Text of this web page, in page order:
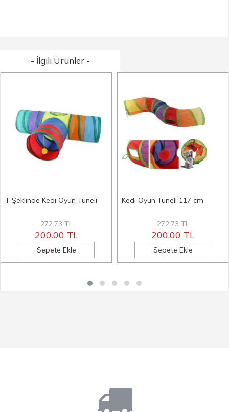
- İlgili Ürünler -
T Şeklinde Kedi Oyun Tüneli
272.73 TL
200.00 TL
Sepete Ekle
Kedi Oyun Tüneli 117 cm
272.73 TL
200.00 TL
Sepete Ekle